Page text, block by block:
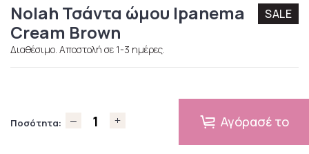
Nolah Τσάντα ώμου Ipanema
Cream Brown
SALE
Διαθέσιμο. Αποστολή σε 1-3 ημέρες.
Ποσότητα: Αγόρασέ το